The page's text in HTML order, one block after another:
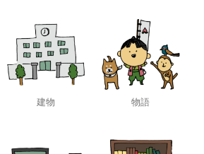
建物 物語